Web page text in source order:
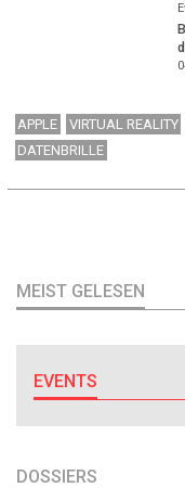
APPLE VIRTUAL REALITY
DATENBRILLE
MEIST GELESEN
EVENTS
DOSSIERS